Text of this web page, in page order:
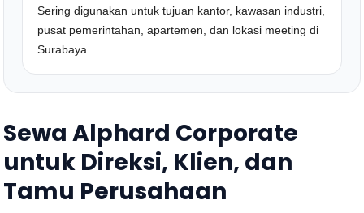
Sering digunakan untuk tujuan kantor, kawasan industri,
pusat pemerintahan, apartemen, dan lokasi meeting di
Surabaya.
Sewa Alphard Corporate
untuk Direksi, Klien, dan
Tamu Perusahaan